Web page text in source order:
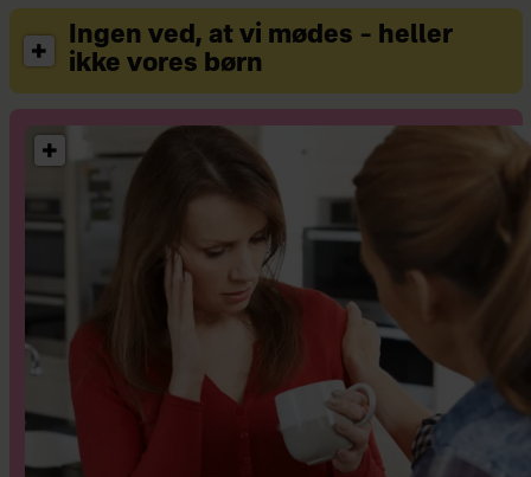
Ingen ved, at vi mødes – heller
ikke vores børn